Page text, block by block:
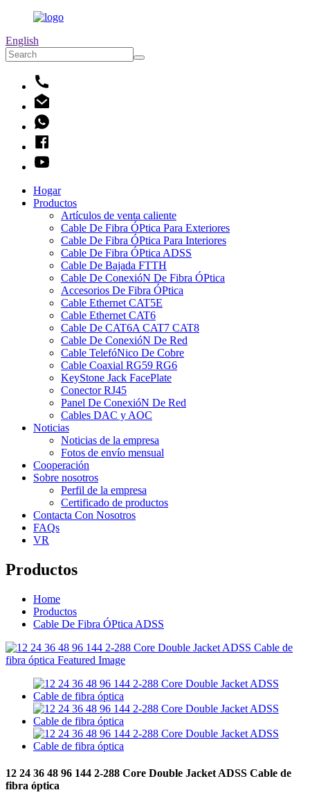
English
Hogar
Productos
Artículos de venta caliente
Cable De Fibra ÓPtica Para Exteriores
Cable De Fibra ÓPtica Para Interiores
Cable De Fibra ÓPtica ADSS
Cable De Bajada FTTH
Cable De ConexióN De Fibra ÓPtica
Accesorios De Fibra ÓPtica
Cable Ethernet CAT5E
Cable Ethernet CAT6
Cable De CAT6A CAT7 CAT8
Cable De ConexióN De Red
Cable TelefóNico De Cobre
Cable Coaxial RG59 RG6
KeyStone Jack FacePlate
Conector RJ45
Panel De ConexióN De Red
Cables DAC y AOC
Noticias
Noticias de la empresa
Fotos de envío mensual
Cooperación
Sobre nosotros
Perfil de la empresa
Certificado de productos
Contacta Con Nosotros
FAQs
VR
Productos
Home
Productos
Cable De Fibra ÓPtica ADSS
12 24 36 48 96 144 2-288 Core Double Jacket ADSS Cable de
fibra óptica